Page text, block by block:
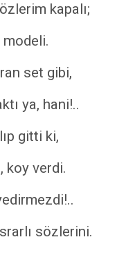
kapalı;
set gibi,
ya, hani!..
gitti ki,
koy verdi.
sözlerini.